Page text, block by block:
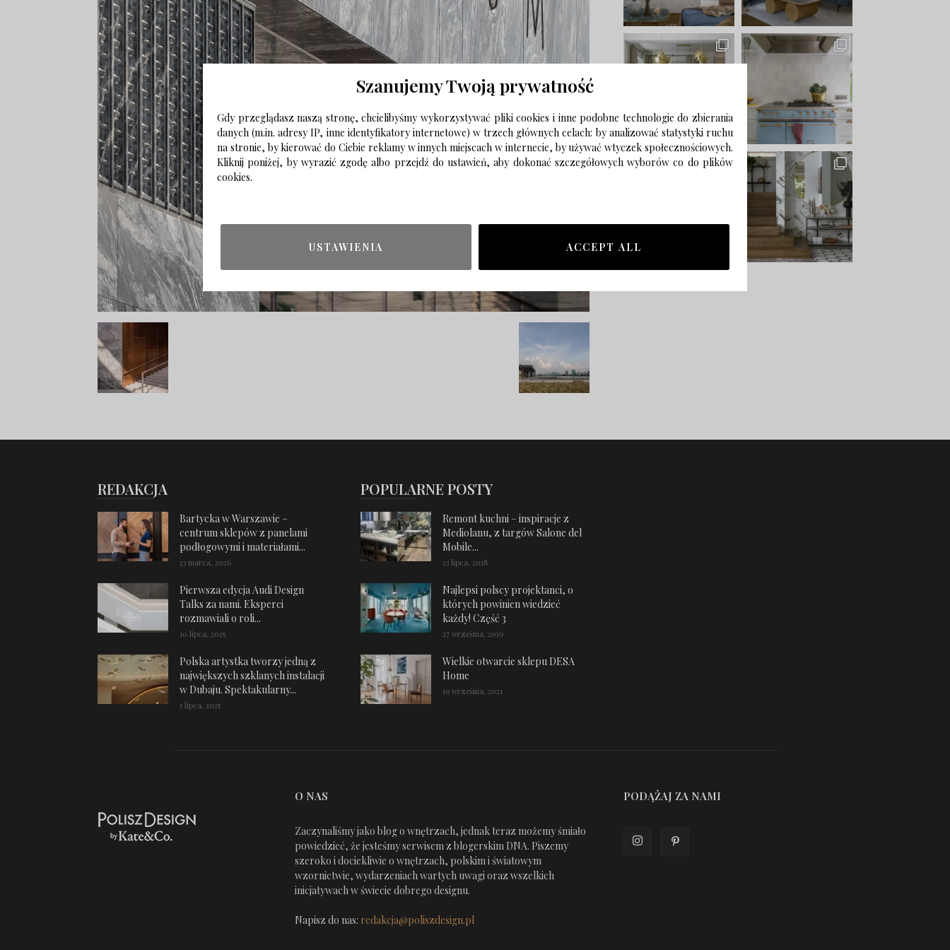
REDAKCJA
Bartycka w Warszawie –
centrum sklepów z panelami
podłogowymi i materiałami...
23 marca, 2026
Pierwsza edycja Audi Design
Talks za nami. Eksperci
rozmawiali o roli...
10 lipca, 2025
Polska artystka tworzy jedną z
największych szklanych instalacji
w Dubaju. Spektakularny...
1 lipca, 2025
POPULARNE POSTY
Remont kuchni – inspiracje z
Mediolanu, z targów Salone del
Mobile...
23 lipca, 2018
Najlepsi polscy projektanci, o
których powinien wiedzieć
każdy! Część 3
27 września, 2019
Wielkie otwarcie sklepu DESA
Home
19 września, 2021
O NAS
Zaczynaliśmy jako blog o wnętrzach, jednak teraz możemy śmiało
powiedzieć, że jesteśmy serwisem z blogerskim DNA. Piszemy
szeroko i dociekliwie o wnętrzach, polskim i światowym
wzornictwie, wydarzeniach wartych uwagi oraz wszelkich
inicjatywach w świecie dobrego designu.
Napisz do nas: redakcja@poliszdesign.pl
PODĄŻAJ ZA NAMI
Szanujemy Twoją prywatność
Gdy przeglądasz naszą stronę, chcielibyśmy wykorzystywać pliki cookies i inne podobne technologie do zbierania
danych (m.in. adresy IP, inne identyfikatory internetowe) w trzech głównych celach: by analizować statystyki ruchu
na stronie, by kierować do Ciebie reklamy w innych miejscach w internecie, by używać wtyczek społecznościowych.
Kliknij poniżej, by wyrazić zgodę albo przejdź do ustawień, aby dokonać szczegółowych wyborów co do plików
cookies.
USTAWIENIA ACCEPT ALL